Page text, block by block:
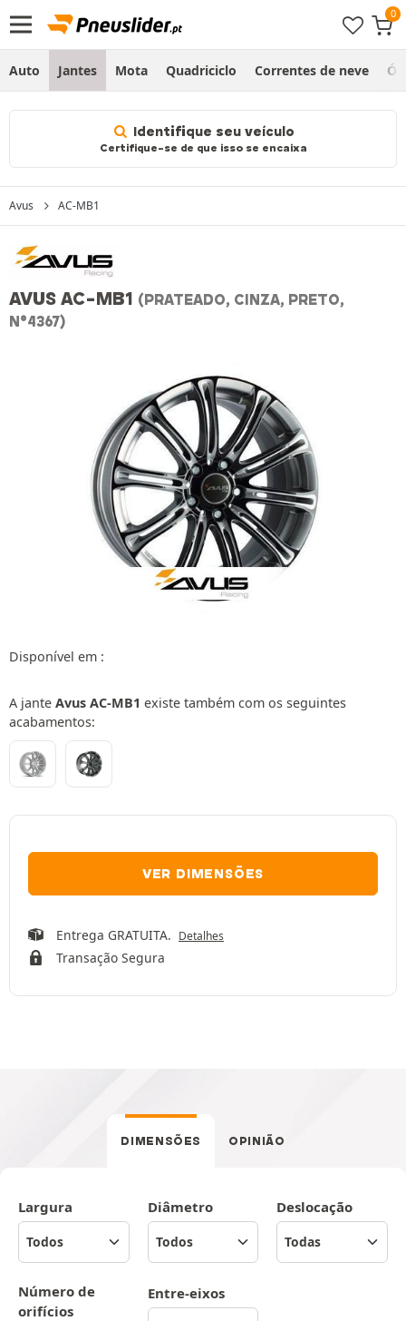
Auto Jantes Mota Quadriciclo Correntes de neve
Identifique seu veículo
Certifique-se de que isso se encaixa
Avus AC-MB1
AVUS AC-MB1 (PRATEADO, CINZA, PRETO,
N°4367)
Disponível em :
A jante Avus AC-MB1 existe também com os seguintes
acabamentos:
VER DIMENSÕES
Entrega GRATUITA. Detalhes
Transação Segura
DIMENSÕES OPINIÃO
Largura Diâmetro Deslocação
Número de
orifícios
Entre-eixos